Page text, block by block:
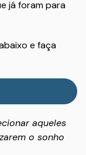
já foram para
e faça
aqueles
o sonho